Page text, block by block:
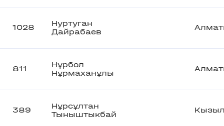
1028
Нуртуган
Дайрабаев
811
Нұрбол
Нұрмаханұлы
389
Нұрсұлтан
Тыныштыкбай